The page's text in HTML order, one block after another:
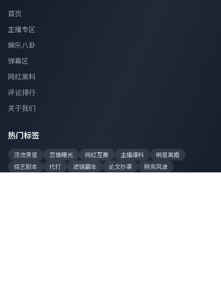
首页
主播专区
娱乐八卦
弹幕区
网红黑料
评论排行
关于我们
热门标签
顶流男星 恋情曝光 网红互撕 主播爆料
明星离婚
综艺剧本
代打 滤镜翻车 论文抄袭 税务风波